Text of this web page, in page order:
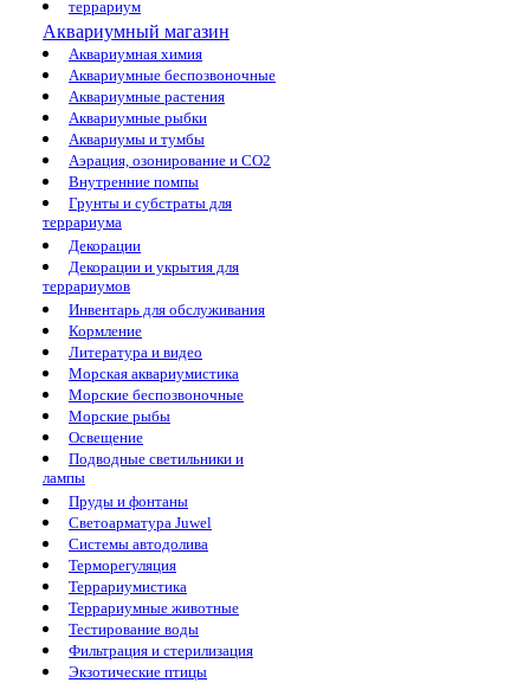
террариум
Аквариумный магазин
Аквариумная химия
Аквариумные беспозвоночные
Аквариумные растения
Аквариумные рыбки
Аквариумы и тумбы
Аэрация, озонирование и CO2
Внутренние помпы
Грунты и субстраты для
террариума
Декорации
Декорации и укрытия для
террариумов
Инвентарь для обслуживания
Кормление
Литература и видео
Морская аквариумистика
Морские беспозвоночные
Морские рыбы
Освещение
Подводные светильники и
лампы
Пруды и фонтаны
Светоарматура Juwel
Системы автодолива
Терморегуляция
Террариумистика
Террариумные животные
Тестирование воды
Фильтрация и стерилизация
Экзотические птицы